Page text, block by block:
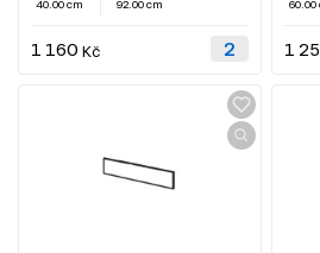
40.00 cm 92.00 cm
1 160 Kč
60.00
1